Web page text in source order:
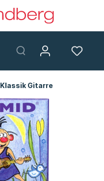
Klassik Gitarre